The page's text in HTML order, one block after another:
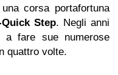
corsa portafortuna
Quick Step. Negli anni
a fare sue numerose
quattro volte.